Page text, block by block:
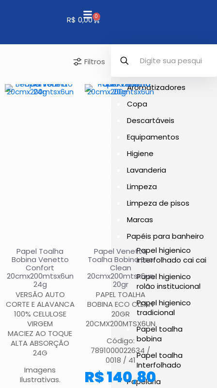
R$ 0,00 0
Filtros
Papel Toalha
Bobina Venetto
Confort
20cmx200mtsx6un
24g
VERSÃO AUTO
CORTE E ALAVANCA
100% CELULOSE
VIRGEM
MACIEZ AO TOQUE
ALTA ABSORÇÃO
24G
Imagens
Ilustrativas.
Papel Venetto
Toalha Bobina Eco
Clean
20cmx200mtsx6un
20gr
PAPEL TOALHA
BOBINA ECO CLEAN
20GR
20CMX200MTSX6UN
Código:
7891000022634 /
0018 / 41
R$140,80
Aromatizadores
Copa
Descartáveis
Equipamentos
Higiene
Lavanderia
Limpeza
Limpeza de pisos
Marcas
Papéis para banheiro
Papel higienico
interfolhado cai cai
Papel higienico
rolão institucional
Papel higienico
tradicional
Papel toalha
bobina
Papel toalha
Interfolhado
Papelaria